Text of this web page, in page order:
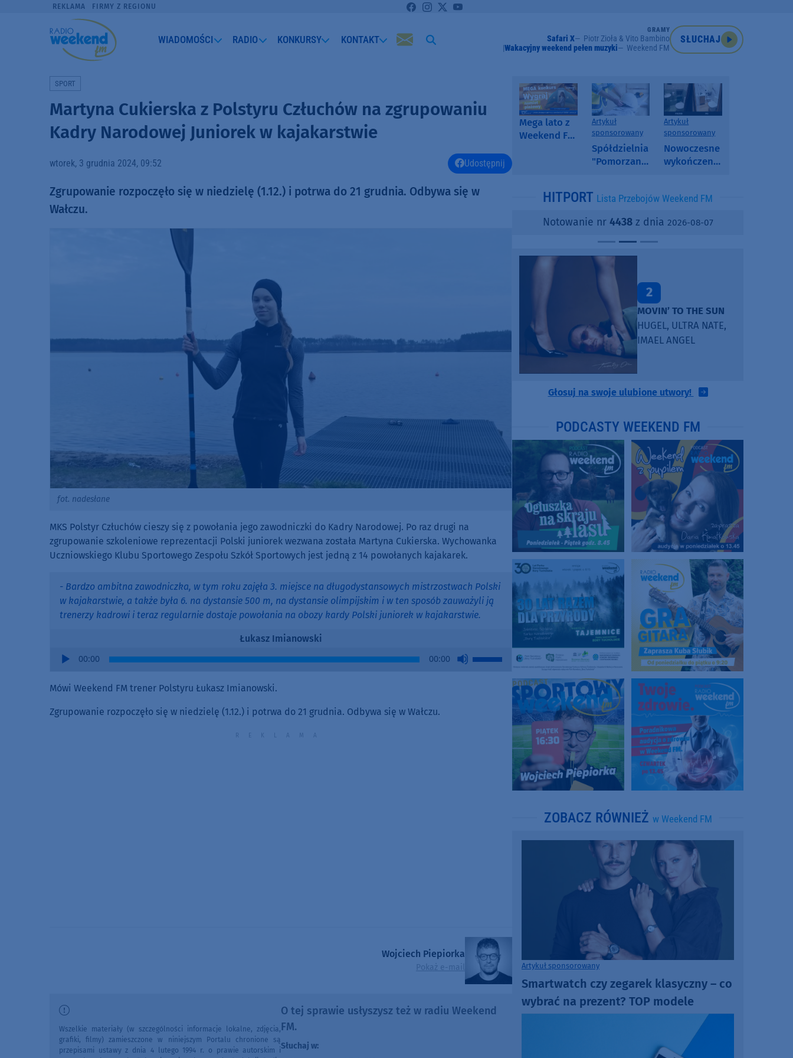
REKLAMA FIRMY Z REGIONU
WIADOMOŚCI RADIO KONKURSY KONTAKT
GRAMY
Safari X
Piotr Zioła & Vito Bambino
Wakacyjny weekend pełen muzyki
Weekend FM
SŁUCHAJ
SPORT
Martyna Cukierska z Polstyru Człuchów na zgrupowaniu
Kadry Narodowej Juniorek w kajakarstwie
wtorek, 3 grudnia 2024, 09:52 Udostępnij
Zgrupowanie rozpoczęło się w niedzielę (1.12.) i potrwa do 21 grudnia. Odbywa się w
Wałczu.
fot. nadesłane
MKS Polstyr Człuchów cieszy się z powołania jego zawodniczki do Kadry Narodowej. Po raz drugi na
zgrupowanie szkoleniowe reprezentacji Polski juniorek wezwana została Martyna Cukierska. Wychowanka
Uczniowskiego Klubu Sportowego Zespołu Szkół Sportowych jest jedną z 14 powołanych kajakarek.
- Bardzo ambitna zawodniczka, w tym roku zajęła 3. miejsce na długodystansowych mistrzostwach Polski
w kajakarstwie, a także była 6. na dystansie 500 m, na dystansie olimpijskim i w ten sposób zauważyli ją
trenerzy kadrowi i teraz regularnie dostaje powołania na obozy kardy Polski juniorek w kajakarstwie.
Łukasz Imianowski
Audio
00:00 00:00
Use
decrease
Mówi Weekend FM trener Polstyru Łukasz Imianowski.
Zgrupowanie rozpoczęło się w niedzielę (1.12.) i potrwa do 21 grudnia. Odbywa się w Wałczu.
Wojciech Piepiorka
Pokaż e-mail
O tej sprawie usłyszysz też w radiu Weekend
FM.
Słuchaj w:
Wszelkie materiały (w szczególności informacje lokalne, zdjęcia,
grafiki, filmy) zamieszczone w niniejszym Portalu chronione są
przepisami ustawy z dnia 4 lutego 1994 r. o prawie autorskim i
Mega lato z
Weekend FM
Artykuł
sponsorowany
Spółdzielnia
"Pomorzanka"
informuje o
i ofertach
najmu
Artykuł
sponsorowany
Nowoczesne
wykończenia
SPC, WPC i
kamienny
HITPORT Lista Przebojów Weekend FM
Notowanie nr 4438z dnia 2026-08-07
2
MOVIN’ TO THE SUN
HUGEL, ULTRA NATE,
IMAEL ANGEL
Głosuj na swoje ulubione utwory!
PODCASTY WEEKEND FM
ZOBACZ RÓWNIEŻ w Weekend FM
Artykuł sponsorowany
Smartwatch czy zegarek klasyczny – co
wybrać na prezent? TOP modele